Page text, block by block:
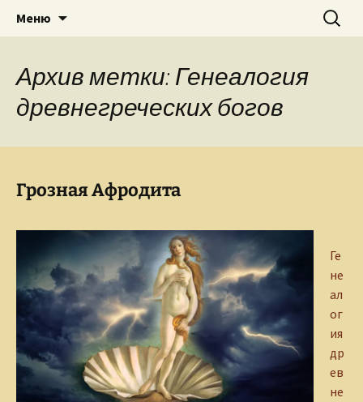
Сайт Ольги Грибановой
Творческое пространство писателя,
поэта, публициста, литературоведа
Ольги Грибановой
Меню Найти:
Архив метки: Генеалогия
древнегреческих богов
Грозная Афродита
Ге
не
ал
ог
ия
др
ев
не